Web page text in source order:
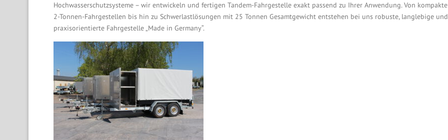
Hochwasserschutzsysteme – wir entwickeln und fertigen Tandem-Fahrgestelle exakt passend zu Ihrer Anwendung. Von
2-Tonnen-Fahrgestellen bis hin zu Schwerlastlösungen mit 25 Tonnen Gesamtgewicht entstehen bei uns robuste, langlebige und
praxisorientierte Fahrgestelle „Made in Germany“.